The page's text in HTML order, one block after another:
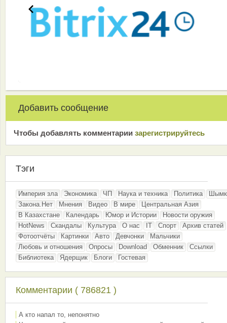
Добавить сообщение
Чтобы добавлять комментарии зарeгиcтрирyйтeсь
Тэги
Империя зла Экономика ЧП Наука и техника Политика
Закона.Нет
Мнения Видео В мире
Центральная Азия
В Казахстане
Календарь Юмор и Истории
Новости оружия
HotNews
Скандалы Культура О нас IT Спорт
Архив статей
Фотоотчёты
Картинки Авто Девчонки
Мальчики
Любовь и отношения
Опросы Download Обменник
Ссылки
Библиотека
Ядерщик Блоги Гостевая
Комментарии ( 786821 )
А кто напал то, непонятно